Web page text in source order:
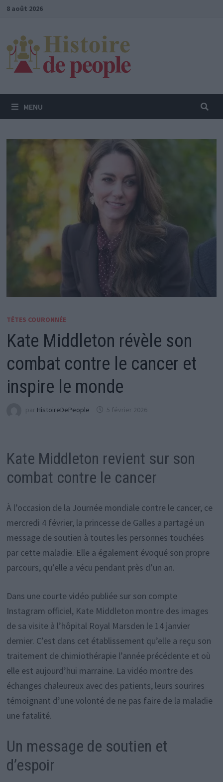
Passer
contenu
8 août 2026
MENU
TÊTES COURONNÉE
Kate Middleton révèle son
combat contre le cancer et
inspire le monde
par HistoireDePeople 5 février 2026
Kate Middleton revient sur son
combat contre le cancer
À l’occasion de la Journée mondiale contre le cancer, ce
mercredi 4 février, la princesse de Galles a partagé un
message de soutien à toutes les personnes touchées
par cette maladie. Elle a également évoqué son propre
parcours, qu’elle a vécu pendant près d’un an.
Dans une courte vidéo publiée sur son compte
Instagram officiel, Kate Middleton montre des images
de sa visite à l’hôpital Royal Marsden le 14 janvier
dernier. C’est dans cet établissement qu’elle a reçu son
traitement de chimiothérapie l’année précédente et où
elle est aujourd’hui marraine. La vidéo montre des
échanges chaleureux avec des patients, leurs sourires
témoignant d’une volonté de ne pas faire de la maladie
une fatalité.
Un message de soutien et
d’espoir